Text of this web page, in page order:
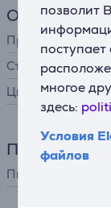
позволит
поступает
многое
здесь:
Условия
файлов
Общий
Производитель
Степень защиты
Цвет
Питание
Питание